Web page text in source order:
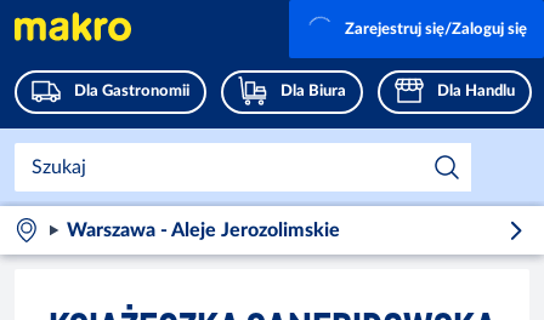
Dla Gastronomii Dla Biura Dla Handlu
Zarejestruj się/Zaloguj się
Warszawa - Aleje Jerozolimskie